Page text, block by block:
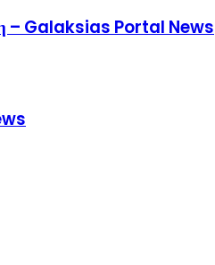
– Galaksias Portal News